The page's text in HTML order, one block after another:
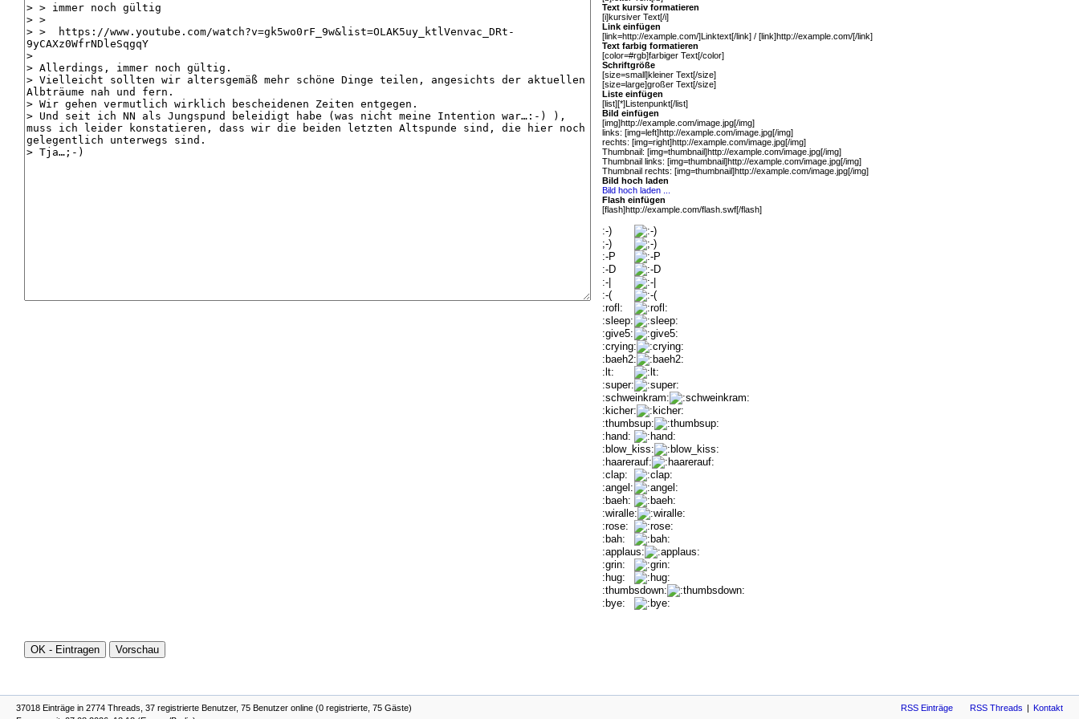
Text kursiv formatieren
[i]kursiver Text[/i]
Link einfügen
[link=http://example.com/]Linktext[/link] / [link]http://example.com/[/link]
Text farbig formatieren
[color=#rgb]farbiger Text[/color]
Schriftgröße
[size=small]kleiner Text[/size]
[size=large]großer Text[/size]
Liste einfügen
[list][*]Listenpunkt[/list]
Bild einfügen
[img]http://example.com/image.jpg[/img]
links: [img=left]http://example.com/image.jpg[/img]
rechts: [img=right]http://example.com/image.jpg[/img]
Thumbnail: [img=thumbnail]http://example.com/image.jpg[/img]
Thumbnail links: [img=thumbnail]http://example.com/image.jpg[/img]
Thumbnail rechts: [img=thumbnail]http://example.com/image.jpg[/img]
Bild hoch laden
Bild hoch laden ...
Flash einfügen
[flash]http://example.com/flash.swf[/flash]
:-)
;-)
:-P
:-D
:-|
:-(
:rofl:
:sleep:
:give5:
:crying:
:baeh2:
:lt:
:super:
:schweinkram:
:kicher:
:thumbsup:
:hand:
:blow_kiss:
:haarerauf:
:clap:
:angel:
:baeh:
:wiralle:
:rose:
:bah:
:applaus:
:grin:
:hug:
:thumbsdown:
:bye:
37018 Einträge in 2774 Threads, 37 registrierte Benutzer, 75 Benutzer online (0 registrierte, 75 Gäste)
RSS Einträge RSS Threads Kontakt